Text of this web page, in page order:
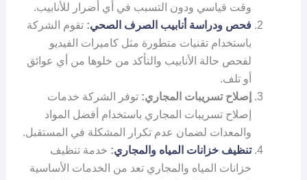
وقت قياسي ودون التسبب في أي أضرار للأنابيب.
فحص ودراسة أنابيب الصرف الصحي: تقوم الشركة
باستخدام تقنيات متطورة مثل كاميرات الفيديو
لفحص حالة الأنابيب والتأكد من خلوها من أي عوائق
أو تلف.
إصلاح تسريبات المجاري: توفر الشركة خدمات
إصلاح تسريبات المجاري باستخدام أفضل المواد
والمعدات لضمان عدم تكرار المشكلة في المستقبل.
تنظيف خزانات المياه والمجاري: خدمة تنظيف
خزانات المياه والمجاري تعد من الخدمات الأساسية